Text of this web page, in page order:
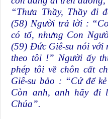
“Thưa Thầy, Thầy đi
(58) Người trả lời :
có tổ, nhưng Con
(59) Đức Giê-su nói với
theo tôi !” Người ấy
phép tôi về chôn cất
Giê-su bảo : “Cứ để
Còn anh, anh hãy đi
Chúa”.